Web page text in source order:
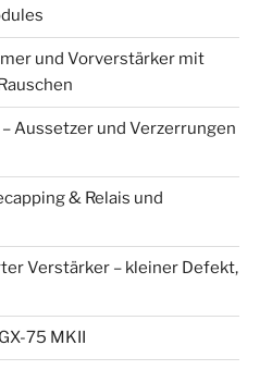
und Vorverstärker mit
Aussetzer und Verzerrungen
& Relais und
Verstärker – kleiner Defekt,
75 MKII